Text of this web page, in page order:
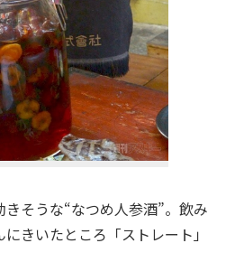
そうな“なつめ人参酒”。飲み
きいたところ「ストレート」